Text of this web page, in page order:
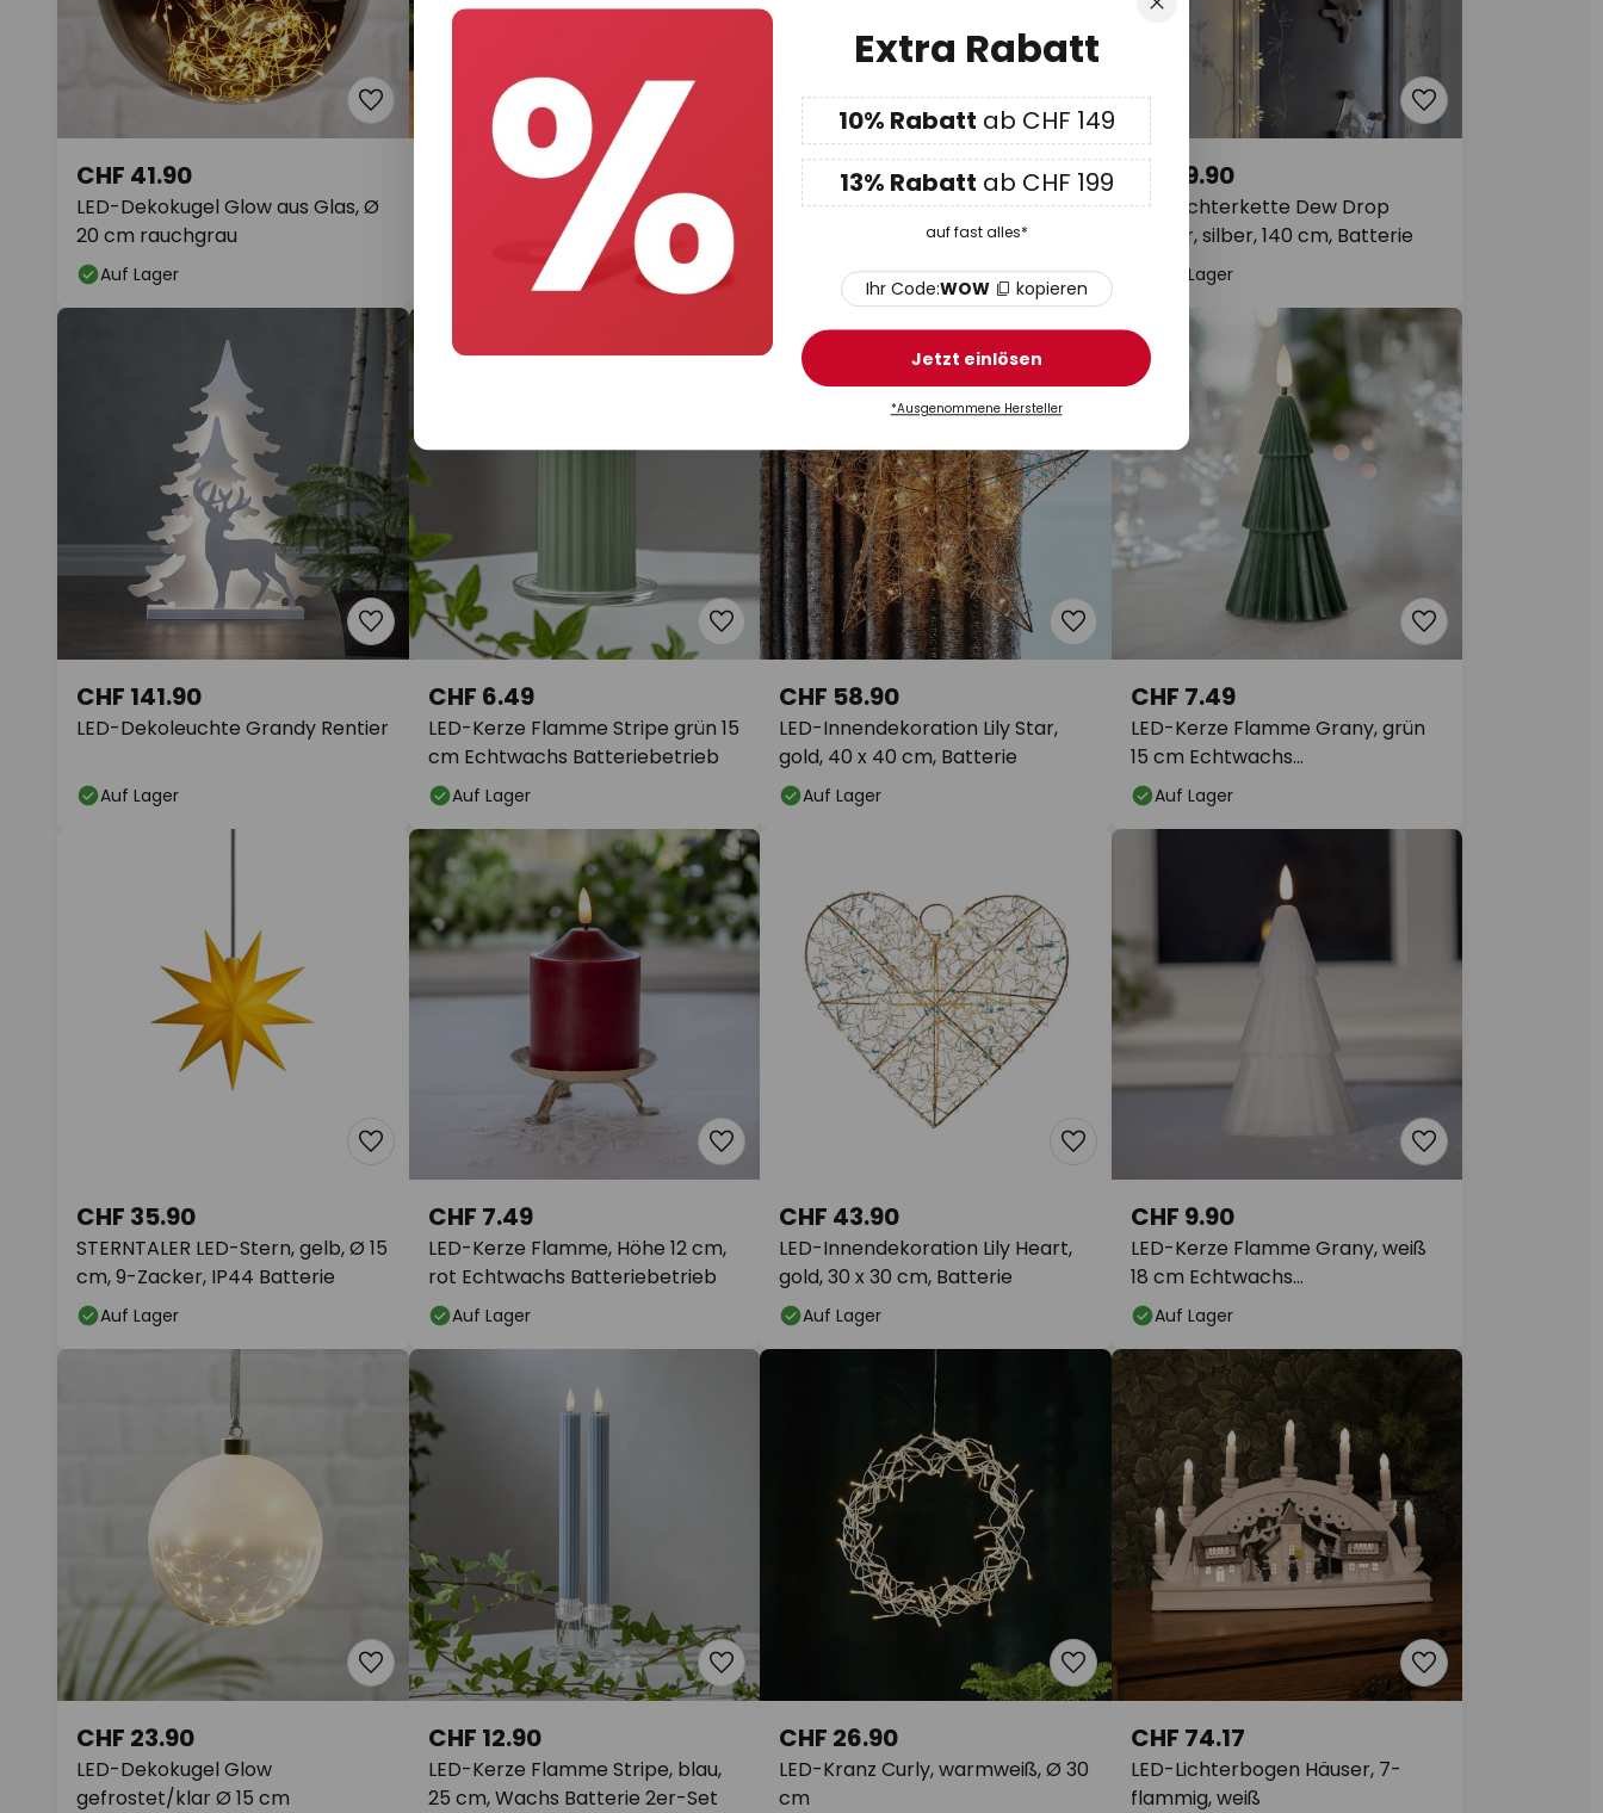
LED-Dekokugel Glow aus Glas, Ø
20 cm rauchgrau
CHF 41.90
Auf Lager
LED-Stern White Line aus
Salzkristallstein
CHF 31.90
LED-Kerze Flamme, Höhe 9,5 cm
rot Echtwachs Batteriebetrieb
CHF 6.49
Auf Lager
LED-Lichterkette Dew Drop
Flower, silber, 140 cm, Batterie
CHF 9.90
Auf Lager
LED-Dekoleuchte Grandy Rentier
CHF 141.90
Auf Lager
LED-Kerze Flamme Stripe grün 15
cm Echtwachs Batteriebetrieb
CHF 6.49
Auf Lager
LED-Innendekoration Lily Star,
gold, 40 x 40 cm, Batterie
CHF 58.90
Auf Lager
LED-Kerze Flamme Grany, grün
15 cm Echtwachs
Batteriebetrieb
CHF 7.49
Auf Lager
STERNTALER LED-Stern, gelb, Ø 15
cm, 9-Zacker, IP44 Batterie
CHF 35.90
Auf Lager
LED-Kerze Flamme, Höhe 12 cm,
rot Echtwachs Batteriebetrieb
CHF 7.49
Auf Lager
LED-Innendekoration Lily Heart,
gold, 30 x 30 cm, Batterie
CHF 43.90
Auf Lager
LED-Kerze Flamme Grany, weiß
18 cm Echtwachs
Batteriebetrieb
CHF 9.90
Auf Lager
LED-Dekokugel Glow
gefrostet/klar Ø 15 cm
CHF 23.90
LED-Kerze Flamme Stripe, blau,
25 cm, Wachs Batterie 2er-Set
CHF 12.90
LED-Kranz Curly, warmweiß, Ø 30
cm
CHF 26.90
LED-Lichterbogen Häuser, 7-
flammig, weiß
CHF 74.17
Schliessen
Extra Rabatt
10% Rabatt ab CHF 149
13% Rabatt ab CHF 199
auf fast alles*
Ihr Code:WOW kopieren
Jetzt einlösen
*Ausgenommene Hersteller